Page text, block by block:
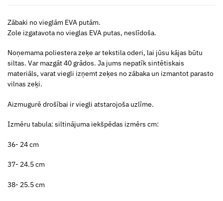
Zābaki no vieglām EVA putām.
Zole izgatavota no vieglas EVA putas, neslīdoša.
Noņemama poliestera zeķe ar tekstila oderi, lai jūsu kājas būtu
siltas. Var mazgāt 40 grādos. Ja jums nepatīk sintētiskais
materiāls, varat viegli izņemt zeķes no zābaka un izmantot parasto
vilnas zeķi.
Aizmugurē drošībai ir viegli atstarojoša uzlīme.
Izmēru tabula: siltinājuma iekšpēdas izmērs cm:
36- 24 cm
37- 24.5 cm
38- 25.5 cm